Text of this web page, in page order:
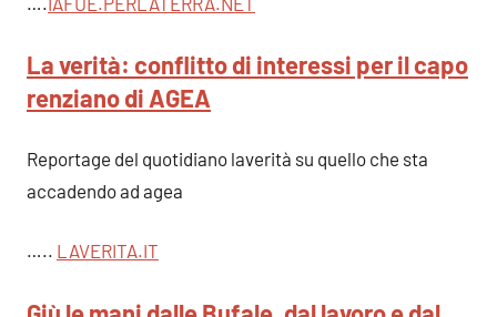
La verità: conflitto di interessi per il capo
renziano di AGEA
Reportage del quotidiano laverità su quello che sta
accadendo ad agea
….. LAVERITA.IT